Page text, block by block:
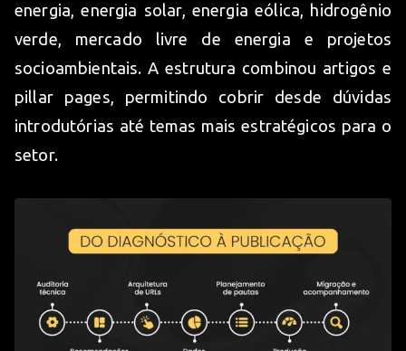
energia, energia solar, energia eólica, hidrogênio
verde, mercado livre de energia e projetos
socioambientais. A estrutura combinou artigos e
pillar pages, permitindo cobrir desde dúvidas
introdutórias até temas mais estratégicos para o
setor.